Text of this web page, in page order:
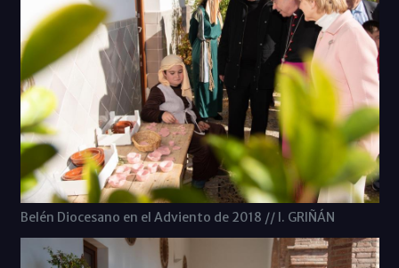
Belén Diocesano en el Adviento de 2018 // I. GRIÑÁN